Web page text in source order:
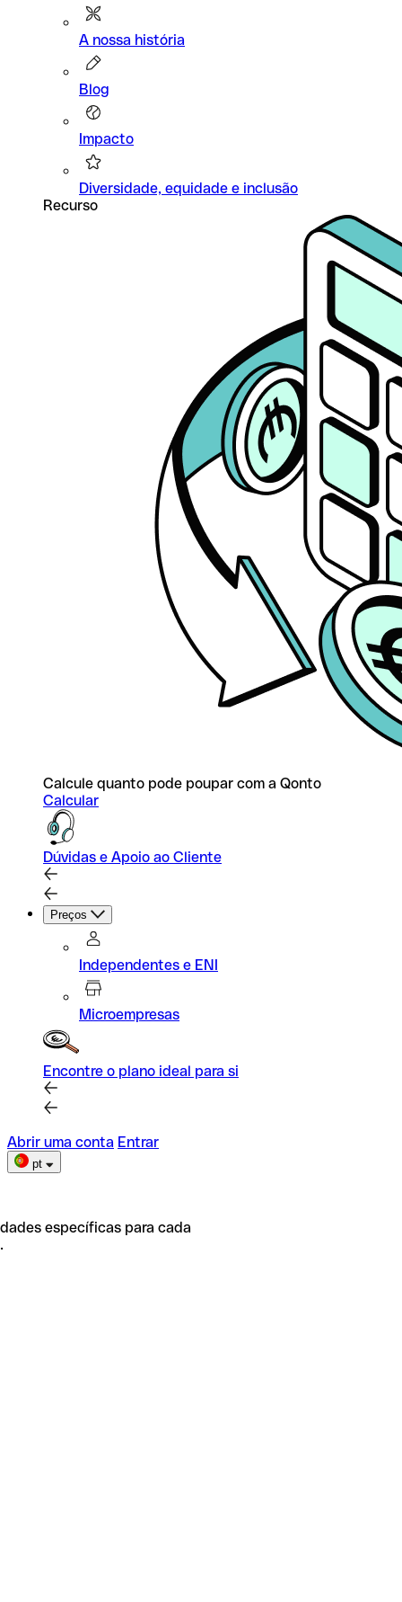
A nossa história
Blog
Impacto
Diversidade, equidade e inclusão
Recurso
Calcule quanto pode poupar com a Qonto
Calcular
Dúvidas e Apoio ao Cliente
Preços
Independentes e ENI
Microempresas
Encontre o plano ideal para si
Abrir uma conta Entrar
pt
específicas para cada